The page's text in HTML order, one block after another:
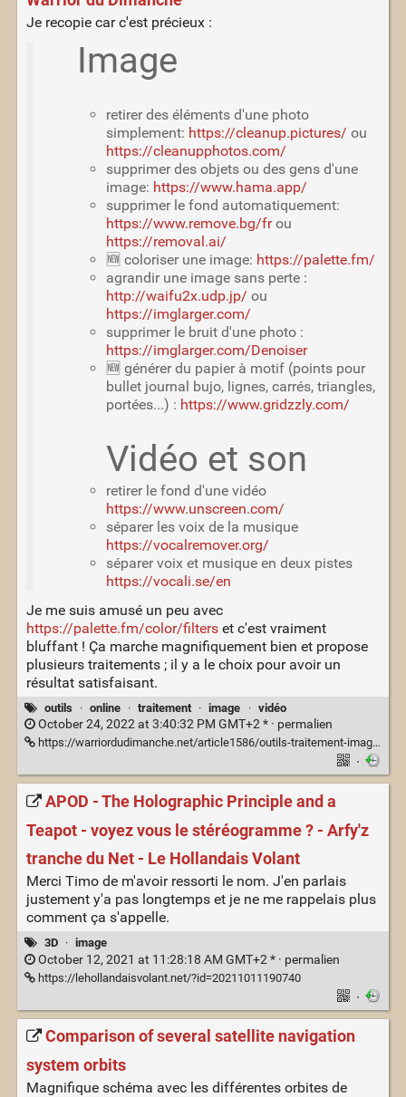
Je recopie car c'est précieux :
Image
retirer des éléments d'une photo
simplement: https://cleanup.pictures/ ou
https://cleanupphotos.com/
supprimer des objets ou des gens d'une
image: https://www.hama.app/
supprimer le fond automatiquement:
https://www.remove.bg/frou
https://removal.ai/
🆕 coloriser une image: https://palette.fm/
agrandir une image sans perte :
http://waifu2x.udp.jp/ ou
https://imglarger.com/
supprimer le bruit d'une photo :
https://imglarger.com/Denoiser
🆕 générer du papier à motif (points pour
bullet journal bujo, lignes, carrés, triangles,
portées...) : https://www.gridzzly.com/
Vidéo et son
retirer le fond d'une vidéo
https://www.unscreen.com/
séparer les voix de la musique
https://vocalremover.org/
séparer voix et musique en deux pistes
https://vocali.se/en
Je me suis amusé un peu avec
https://palette.fm/color/filterset c'est vraiment
bluffant ! Ça marche magnifiquement bien et propose
plusieurs traitements ; il y a le choix pour avoir un
résultat satisfaisant.
outils · online · traitement · image · vidéo
October 24, 2022 at 3:40:32 PM GMT+2 * · permalien
https://warriordudimanche.net/article1586/outils-traitement-image-automatique
·
APOD - The Holographic Principle and a
Teapot - voyez vous le stéréogramme ? - Arfy'z
tranche du Net - Le Hollandais Volant
Merci Timo de m'avoir ressorti le nom. J'en parlais
justement y'a pas longtemps et je ne me rappelais plus
comment ça s'appelle.
3D · image
October 12, 2021 at 11:28:18 AM GMT+2 * · permalien
https://lehollandaisvolant.net/?id=20211011190740
·
Comparison of several satellite navigation
system orbits
Magnifique schéma avec les différentes orbites de